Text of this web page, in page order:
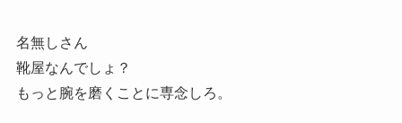
名無しさん
靴屋なんでしょ？
もっと腕を磨くことに専念しろ。